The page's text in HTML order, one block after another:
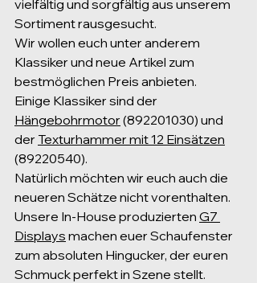
vielfältig und sorgfältig aus unserem
Sortiment rausgesucht.
Wir wollen euch unter anderem
Klassiker und neue Artikel zum
bestmöglichen Preis anbieten.
Einige Klassiker sind der
Hängebohrmotor (892201030) und
der Texturhammer mit 12 Einsätzen
(89220540).
Natürlich möchten wir euch auch die
neueren Schätze nicht vorenthalten.
Unsere In-House produzierten G7
Displays machen euer Schaufenster
zum absoluten Hingucker, der euren
Schmuck perfekt in Szene stellt.